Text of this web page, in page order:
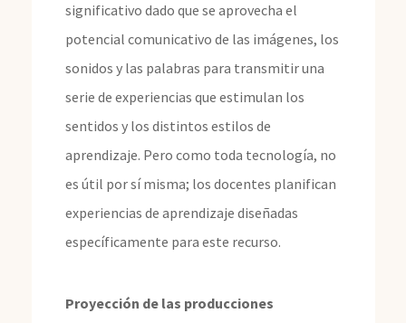
significativo dado que se aprovecha el
potencial comunicativo de las imágenes, los
sonidos y las palabras para transmitir una
serie de experiencias que estimulan los
sentidos y los distintos estilos de
aprendizaje. Pero como toda tecnología, no
es útil por sí misma; los docentes planifican
experiencias de aprendizaje diseñadas
específicamente para este recurso.
Proyección de las producciones